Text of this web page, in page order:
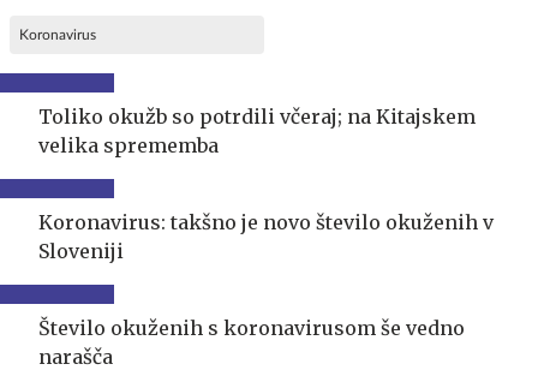
Koronavirus
Toliko okužb so potrdili včeraj; na Kitajskem
velika sprememba
Koronavirus: takšno je novo število okuženih v
Sloveniji
Število okuženih s koronavirusom še vedno
narašča